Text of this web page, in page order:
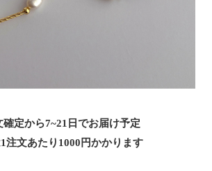
確定から7~21日でお届け予定
注文あたり 1000 円かかります